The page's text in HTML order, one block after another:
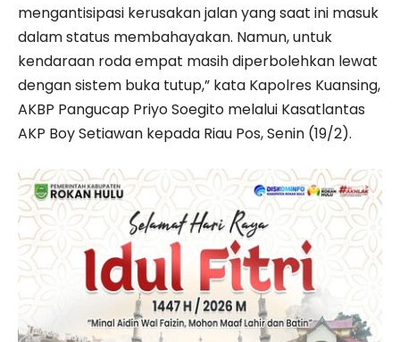
mengantisipasi kerusakan jalan yang saat ini masuk
dalam status membahayakan. Namun, untuk
kendaraan roda empat masih diperbolehkan lewat
dengan sistem buka tutup,” kata Kapolres Kuansing,
AKBP Pangucap Priyo Soegito melalui Kasatlantas
AKP Boy Setiawan kepada Riau Pos, Senin (19/2).